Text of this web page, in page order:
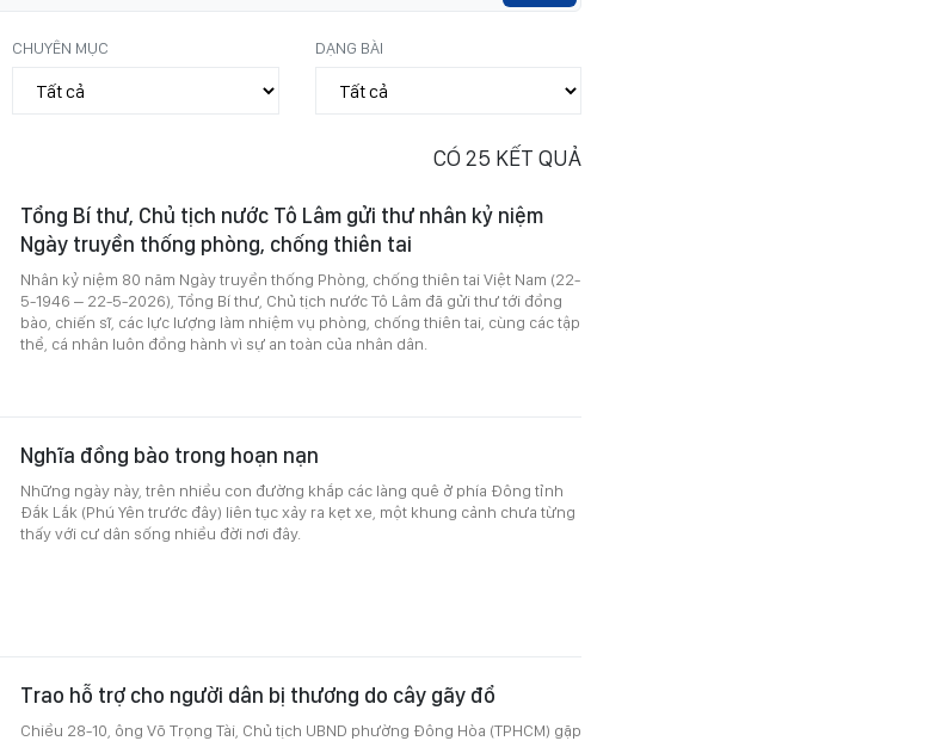
CHUYÊN MỤC DẠNG BÀI
CÓ 25 KẾT QUẢ
Tổng Bí thư, Chủ tịch nước Tô Lâm gửi thư nhân kỷ niệm
Ngày truyền thống phòng, chống thiên tai
Nhân kỷ niệm 80 năm Ngày truyền thống Phòng, chống thiên tai Việt Nam (22-
5-1946 – 22-5-2026), Tổng Bí thư, Chủ tịch nước Tô Lâm đã gửi thư tới đồng
bào, chiến sĩ, các lực lượng làm nhiệm vụ phòng, chống thiên tai, cùng các tập
thể, cá nhân luôn đồng hành vì sự an toàn của nhân dân.
Nghĩa đồng bào trong hoạn nạn
Những ngày này, trên nhiều con đường khắp các làng quê ở phía Đông tỉnh
Đắk Lắk (Phú Yên trước đây) liên tục xảy ra kẹt xe, một khung cảnh chưa từng
thấy với cư dân sống nhiều đời nơi đây.
Trao hỗ trợ cho người dân bị thương do cây gãy đổ
Chiều 28-10, ông Võ Trọng Tài, Chủ tịch UBND phường Đông Hòa (TPHCM) gặp